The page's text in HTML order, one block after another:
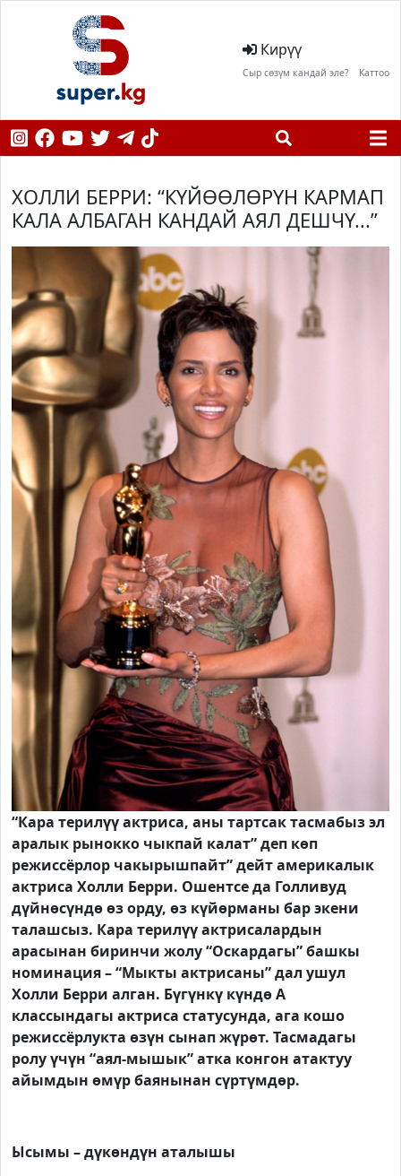
Кирүү
Сыр сөзүм кандай эле? Каттоо
ХОЛЛИ БЕРРИ: “КҮЙӨӨЛӨРҮН КАРМАП
КАЛА АЛБАГАН КАНДАЙ АЯЛ ДЕШЧҮ...”
“Кара терилүү актриса, аны тартсак тасмабыз эл
аралык рынокко чыкпай калат” деп көп
режиссёрлор чакырышпайт” дейт америкалык
актриса Холли Берри. Ошентсе да Голливуд
дүйнөсүндө өз орду, өз күйөрманы бар экени
талашсыз. Кара терилүү актрисалардын
арасынан биринчи жолу “Оскардагы” башкы
номинация – “Мыкты актрисаны” дал ушул
Холли Берри алган. Бүгүнкү күндө А
классындагы актриса статусунда, ага кошо
режиссёрлукта өзүн сынап жүрөт. Тасмадагы
ролу үчүн “аял-мышык” атка конгон атактуу
айымдын өмүр баянынан сүртүмдөр.
Ысымы – дүкөндүн аталышы